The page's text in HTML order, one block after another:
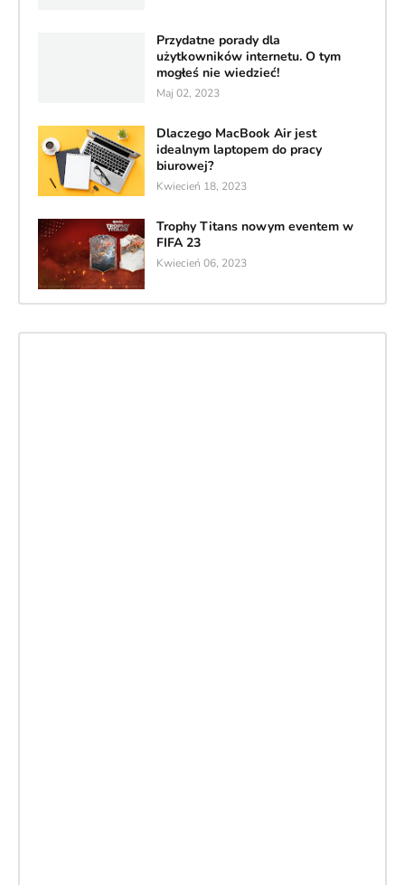
Przydatne porady dla
użytkowników internetu. O tym
mogłeś nie wiedzieć!
Maj 02, 2023
Dlaczego MacBook Air jest
idealnym laptopem do pracy
biurowej?
Kwiecień 18, 2023
Trophy Titans nowym eventem w
FIFA 23
Kwiecień 06, 2023